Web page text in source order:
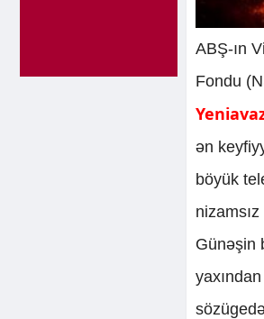
ABŞ-ın
Fondu
ən
böyük
Günəşin